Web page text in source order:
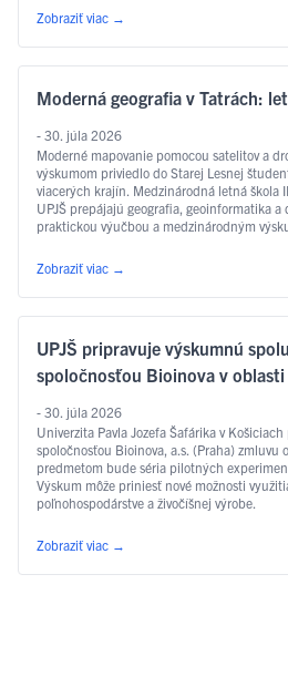
Zobraziť viac
→
Moderná geografia v Tatrách:
- 30. júla 2026
Moderné mapovanie pomocou satelitov a
výskumom priviedlo do Starej Lesnej
viacerých krajín. Medzinárodná letná škola
UPJŠ prepájajú geografia, geoinformatika
praktickou výučbou a medzinárodným
Zobraziť viac →
UPJŠ pripravuje výskumnú
spoločnosťou Bioinova v
- 30. júla 2026
Univerzita Pavla Jozefa Šafárika v
spoločnosťou Bioinova, a.s. (Praha) zmluvu
predmetom bude séria pilotných
Výskum môže priniesť nové možnosti
poľnohospodárstve a živočíšnej výrobe.
Zobraziť viac →